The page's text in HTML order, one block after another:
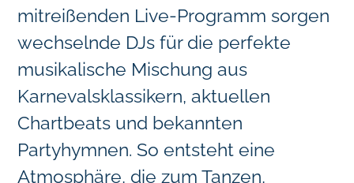
mitreißenden Live-Programm sorgen
wechselnde DJs für die perfekte
musikalische Mischung aus
Karnevalsklassikern, aktuellen
Chartbeats und bekannten
Partyhymnen. So entsteht eine
Atmosphäre, die zum Tanzen,